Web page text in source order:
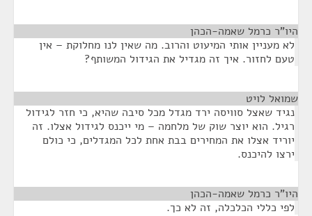
היו"ר כרמל שאמה-הכהן
לא מעניין אותי המיעוט והרוב. מה שאין לנו מחלוקת – אין
טעם לחזור. איך זה מגדיל את הגידול המשותף?
שמואל לויט
נגיד שאצל סוויסה ירד מגדל מכל סיבה שהיא, כי חזר לגידול
רגיל. הוא יוצר שוק של מלחמה – מי ייכנס לגידול אצלו. זה
יוריד אצלו את המחירים בבת אחת לכל המגדלים, כי כולם
ירצו להיכנס.
היו"ר כרמל שאמה-הכהן
לפי כללי הכלכלה, זה לא כך.